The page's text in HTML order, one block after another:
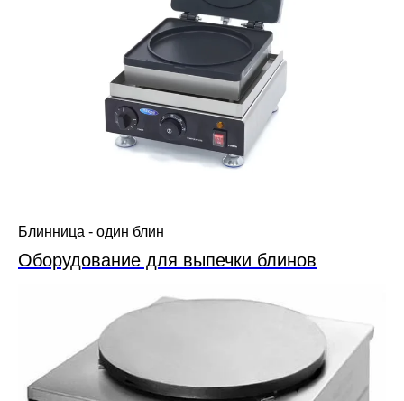
Блинница - один блин
Оборудование для выпечки блинов